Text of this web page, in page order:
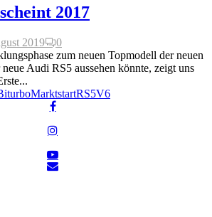
2017
2019
0
zum neuen Topmodell der neuen
Audi RS5 aussehen könnte, zeigt uns
MarktstartRS5V6